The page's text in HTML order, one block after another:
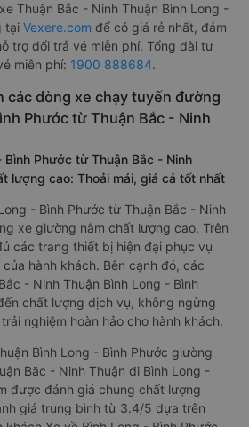
Thuận Bắc - Ninh Thuận Bình Long -
tại Vexere.com để có giá rẻ nhất, đảm
trợ đổi trả vé miễn phí. Tổng đài tư
miễn phí: 1900 888684.
các dòng xe chạy tuyến đường
Phước từ Thuận Bắc - Ninh
Bình Phước từ Thuận Bắc - Ninh
lượng cao: Thoải mái, giá cả tốt nhất
- Bình Phước từ Thuận Bắc - Ninh
xe giường nằm chất lượng cao. Trên
các trang thiết bị hiện đại phục vụ
hành khách. Bên cạnh đó, các
- Ninh Thuận Bình Long - Bình
chất lượng dịch vụ, không ngừng
nghiệm hoàn hảo cho hành khách.
Bình Long - Bình Phước giường
Bắc - Ninh Thuận đi Bình Long -
được đánh giá chung chất lượng
giá trung bình từ 3.4/5 dựa trên